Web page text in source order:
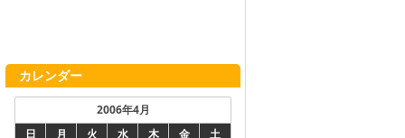
カレンダー
2006年4月
日
月 火 水 木 金
土